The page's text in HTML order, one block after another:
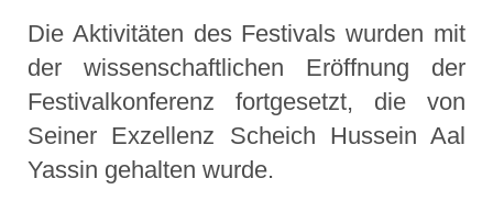
Die Aktivitäten des Festivals wurden mit
der wissenschaftlichen Eröffnung der
Festivalkonferenz fortgesetzt, die von
Seiner Exzellenz Scheich Hussein Aal
Yassin gehalten wurde.